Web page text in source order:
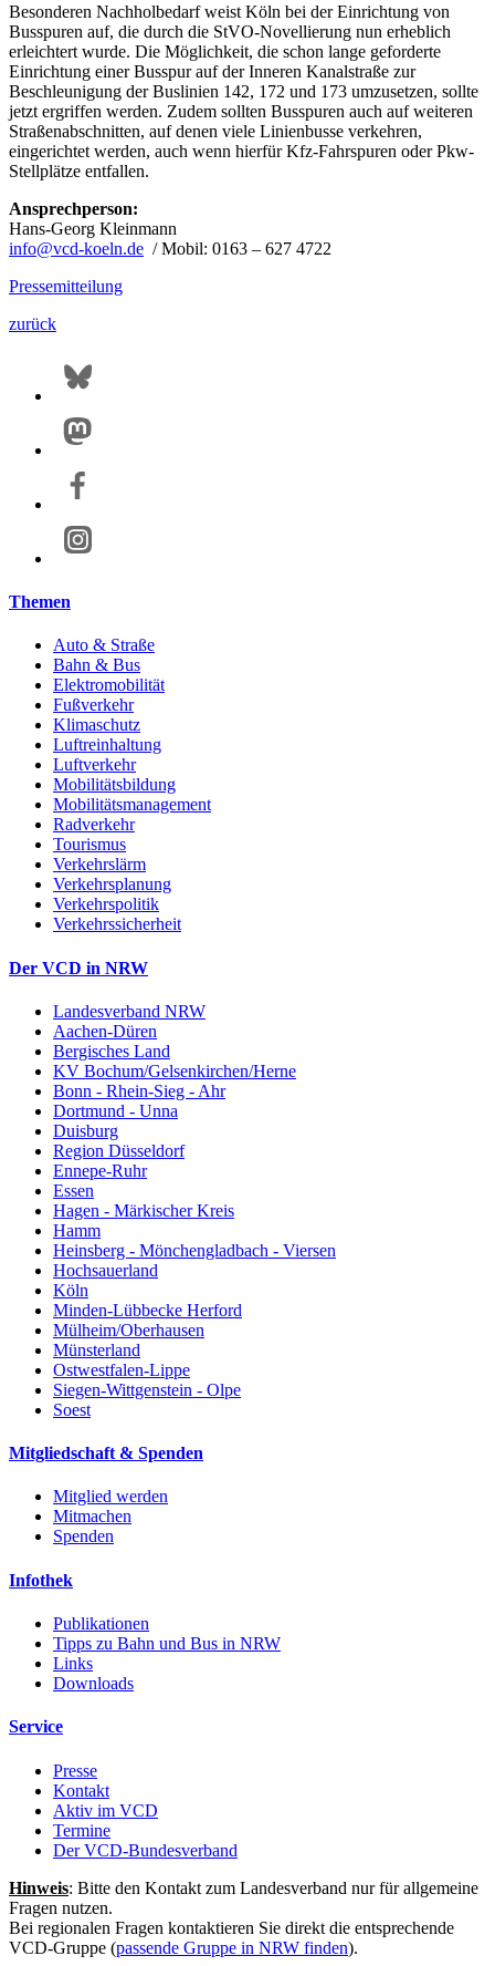
Besonderen Nachholbedarf weist Köln bei der Einrichtung von
Busspuren auf, die durch die StVO-Novellierung nun erheblich
erleichtert wurde. Die Möglichkeit, die schon lange geforderte
Einrichtung einer Busspur auf der Inneren Kanalstraße zur
Beschleunigung der Buslinien 142, 172 und 173 umzusetzen, sollte
jetzt ergriffen werden. Zudem sollten Busspuren auch auf weiteren
Straßenabschnitten, auf denen viele Linienbusse verkehren,
eingerichtet werden, auch wenn hierfür Kfz-Fahrspuren oder Pkw-
Stellplätze entfallen.
Ansprechperson:
Hans-Georg Kleinmann
info@vcd-koeln.de / Mobil: 0163 – 627 4722
Pressemitteilung
zurück
Themen
Auto & Straße
Bahn & Bus
Elektromobilität
Fußverkehr
Klimaschutz
Luftreinhaltung
Luftverkehr
Mobilitätsbildung
Mobilitätsmanagement
Radverkehr
Tourismus
Verkehrslärm
Verkehrsplanung
Verkehrspolitik
Verkehrssicherheit
Der VCD in NRW
Landesverband NRW
Aachen-Düren
Bergisches Land
KV Bochum/Gelsenkirchen/Herne
Bonn - Rhein-Sieg - Ahr
Dortmund - Unna
Duisburg
Region Düsseldorf
Ennepe-Ruhr
Essen
Hagen - Märkischer Kreis
Hamm
Heinsberg - Mönchengladbach - Viersen
Hochsauerland
Köln
Minden-Lübbecke Herford
Mülheim/Oberhausen
Münsterland
Ostwestfalen-Lippe
Siegen-Wittgenstein - Olpe
Soest
Mitgliedschaft & Spenden
Mitglied werden
Mitmachen
Spenden
Infothek
Publikationen
Tipps zu Bahn und Bus in NRW
Links
Downloads
Service
Presse
Kontakt
Aktiv im VCD
Termine
Der VCD-Bundesverband
Hinweis: Bitte den Kontakt zum Landesverband nur für allgemeine
Fragen nutzen.
Bei regionalen Fragen kontaktieren Sie direkt die entsprechende
VCD-Gruppe (passende Gruppe in NRW finden).